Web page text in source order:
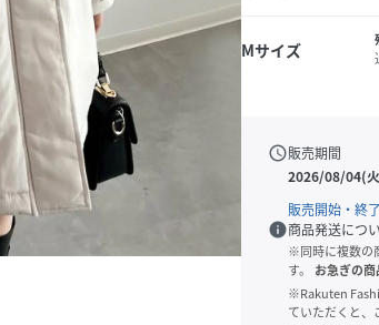
Mサイズ
schedule販売期間
2026/08/04(
販売開始・終
info商品発送につ
※同時に複数の
す。
お急ぎの商
※Rakuten
ていただくと、